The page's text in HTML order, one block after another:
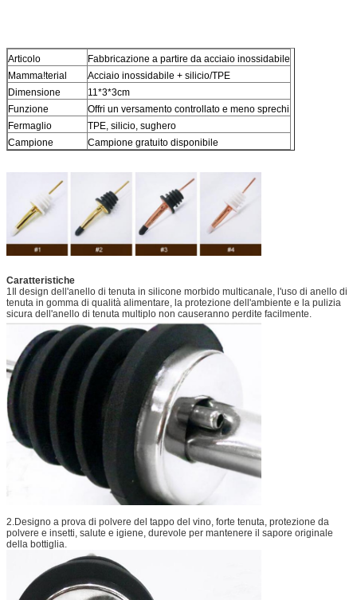
Articolo
Fabbricazione a partire da acciaio inossidabile
Mamma!terial
Acciaio inossidabile + silicio/TPE
Dimensione
11*3*3cm
Funzione
Offri un versamento controllato e meno sprechi
Fermaglio
TPE, silicio, sughero
Campione
Campione gratuito disponibile
Caratteristiche
1Il design dell'anello di tenuta in silicone morbido multicanale, l'uso di anello di
tenuta in gomma di qualità alimentare, la protezione dell'ambiente e la pulizia
sicura dell'anello di tenuta multiplo non causeranno perdite facilmente.
2.Designo a prova di polvere del tappo del vino, forte tenuta, protezione da
polvere e insetti, salute e igiene, durevole per mantenere il sapore originale
della bottiglia.